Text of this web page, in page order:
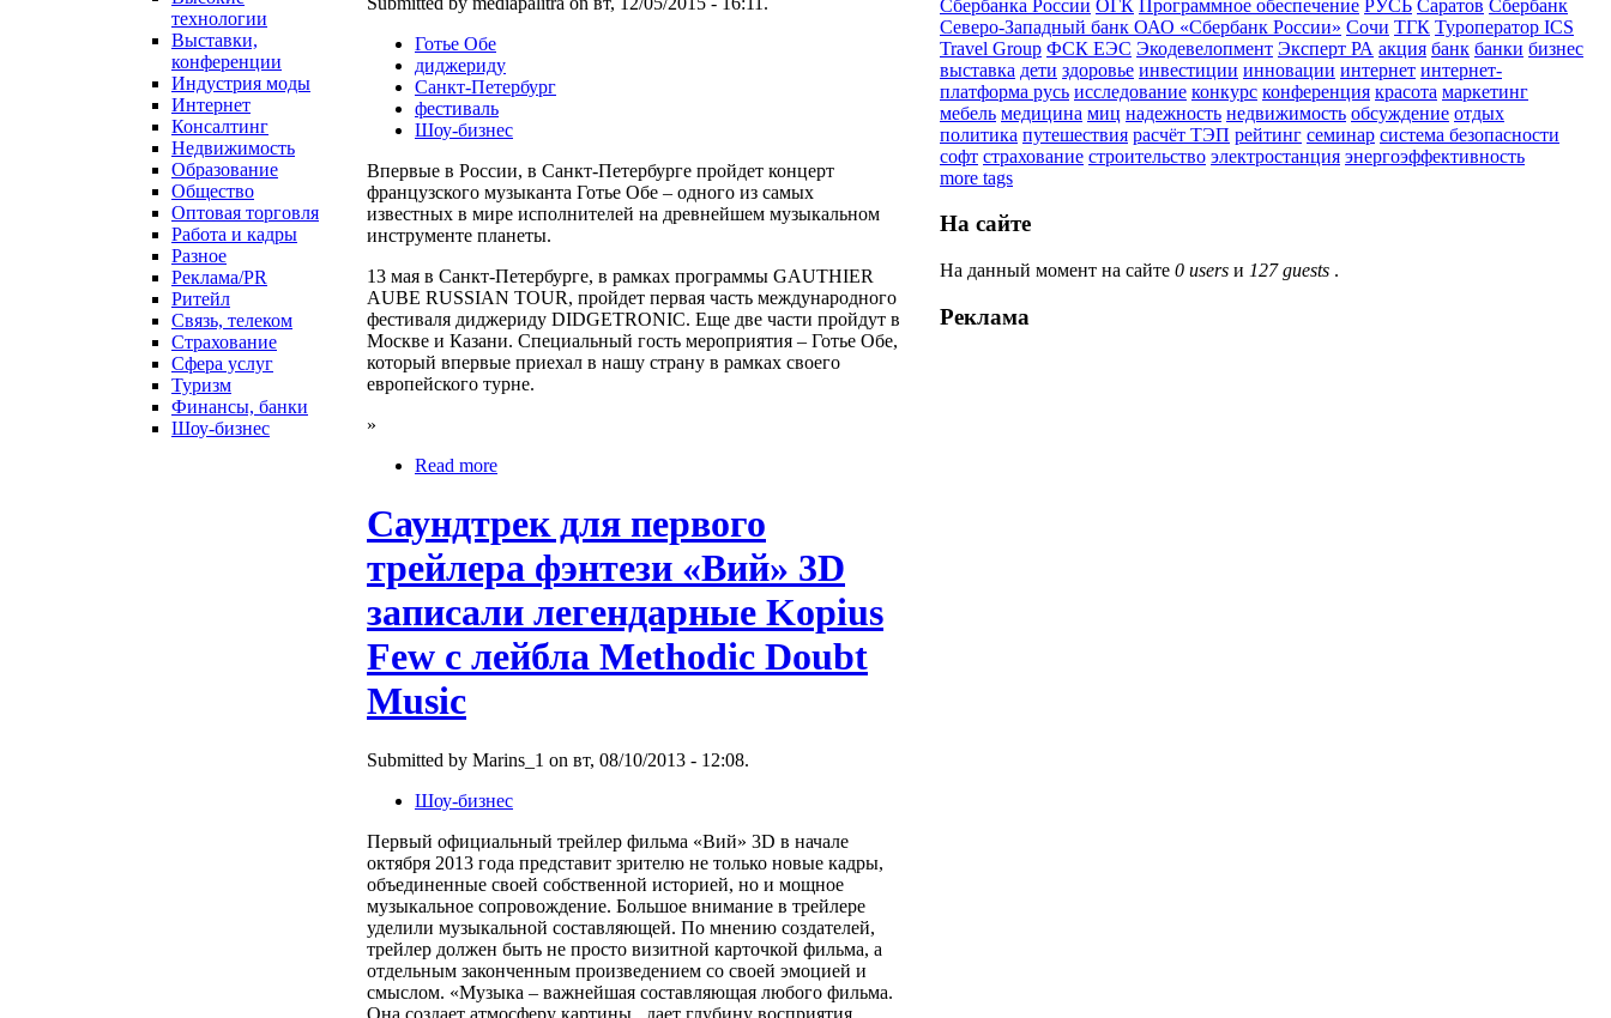
технологии
Выставки,
конференции
Индустрия моды
Интернет
Консалтинг
Недвижимость
Образование
Общество
Оптовая торговля
Работа и кадры
Разное
Реклама/PR
Ритейл
Связь, телеком
Страхование
Сфера услуг
Туризм
Финансы, банки
Шоу-бизнес
Готье Обе
диджериду
Санкт-Петербург
фестиваль
Шоу-бизнес
Впервые в России, в Санкт-Петербурге пройдет концерт
французского музыканта Готье Обе – одного из самых
известных в мире исполнителей на древнейшем музыкальном
инструменте планеты.
13 мая в Санкт-Петербурге, в рамках программы GAUTHIER
AUBE RUSSIAN TOUR, пройдет первая часть международного
фестиваля диджериду DIDGETRONIC. Еще две части пройдут в
Москве и Казани. Специальный гость мероприятия – Готье Обе,
который впервые приехал в нашу страну в рамках своего
европейского турне.
»
Read more
Саундтрек для первого
трейлера фэнтези «Вий» 3D
записали легендарные Kopius
Few с лейбла Methodic Doubt
Music
Submitted by Marins_1 on вт, 08/10/2013 - 12:08.
Шоу-бизнес
Первый официальный трейлер фильма «Вий» 3D в начале
октября 2013 года представит зрителю не только новые кадры,
объединенные своей собственной историей, но и мощное
музыкальное сопровождение. Большое внимание в трейлере
уделили музыкальной составляющей. По мнению создателей,
трейлер должен быть не просто визитной карточкой фильма, а
отдельным законченным произведением со своей эмоцией и
смыслом. «Музыка – важнейшая составляющая любого фильма.
Она создает атмосферу картины, дает глубину восприятия,
Сбербанка России ОГК Программное обеспечение РУСЬ Саратов Сбербанк
Северо-Западный банк ОАО «Сбербанк России» Сочи ТГК Туроператор ICS
Travel Group ФСК ЕЭС Экодевелопмент Эксперт РА акция банк банки бизнес
выставка дети здоровье инвестиции инновации интернет интернет-
платформа русь исследование конкурс конференция красота маркетинг
мебель медицина миц надежность недвижимость обсуждение отдых
политика путешествия расчёт ТЭП рейтинг семинар система безопасности
софт страхование строительство электростанция энергоэффективность
more tags
На сайте
На данный момент на сайте 0 users и 127 guests .
Реклама